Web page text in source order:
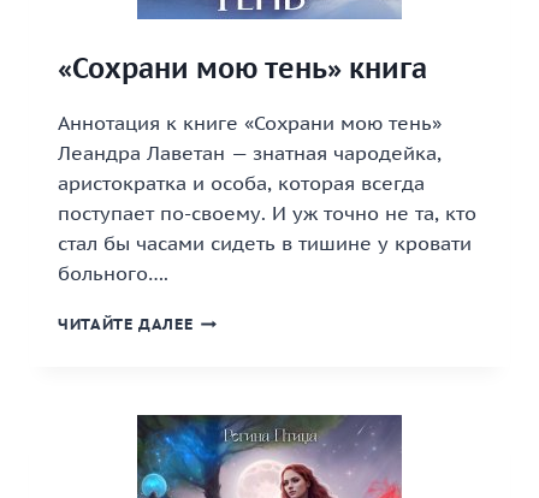
«Сохрани мою тень» книга
Аннотация к книге «Сохрани мою тень»
Леандра Лаветан — знатная чародейка,
аристократка и особа, которая всегда
поступает по-своему. И уж точно не та, кто
стал бы часами сидеть в тишине у кровати
больного….
ЧИТАЙТЕ ДАЛЕЕ «СОХРАНИ